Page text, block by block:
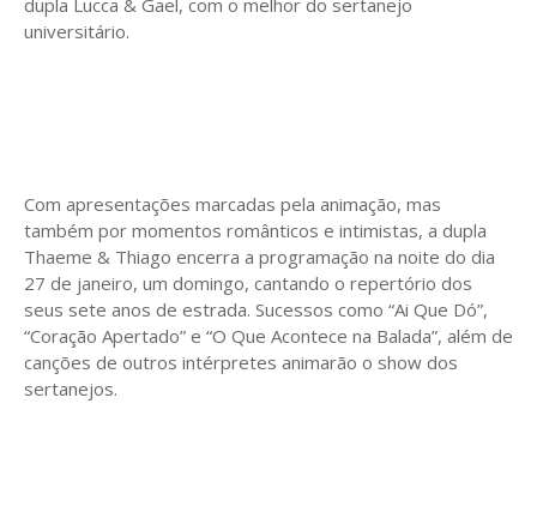
universitário.
Com apresentações marcadas pela animação, mas
também por momentos românticos e intimistas, a dupla
Thaeme & Thiago encerra a programação na noite do dia
27 de janeiro, um domingo, cantando o repertório dos
seus sete anos de estrada. Sucessos como “Ai Que Dó”,
“Coração Apertado” e “O Que Acontece na Balada”, além de
canções de outros intérpretes animarão o show dos
sertanejos.